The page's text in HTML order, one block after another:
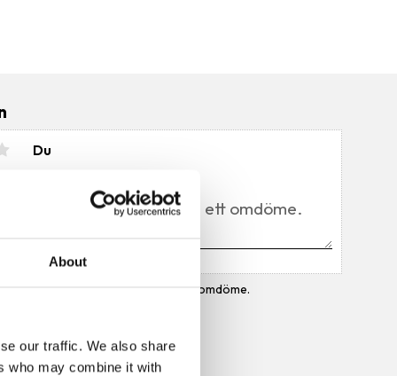
About
our traffic. We also share
who may combine it with
Du
Bli den första att lämna ett omdöme.